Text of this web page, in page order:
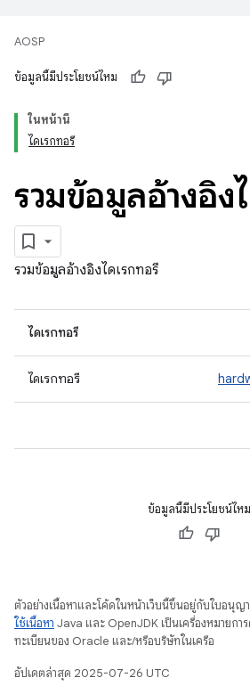
AOSP
ข้อมูลนี้มีประโยชน์ไหม
ในหน้านี้
ไดเรกทอรี
รวมข้อมูลอ้างอิง
รวมข้อมูลอ้างอิงไดเรกทอรี
ไดเรกทอรี
ไดเรกทอรี
ข้อมูลนี้มีประโยชน์ไหม
ตัวอย่างเนื้อหาและโค้ดในหน้าเว็บนี้ขึ้นอยู่กับใบอนุญ
ใช้เนื้อหา Java และ OpenJDK เป็นเครื่องหมายกา
ทะเบียนของ Oracle และ/หรือบริษัทในเครือ
อัปเดตล่าสุด 2025-07-26 UTC